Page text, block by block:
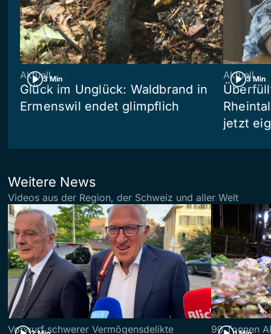
3 Min
Aktuell
Glück im Unglück: Waldbrand in
Ermenswil endet glimpflich
3 Min
Aktuell
jetzt
Weitere News
Videos aus der Region, der Schweiz und aller Welt
Vorwurf schwerer Vermögensdelikte 90 Tonnen